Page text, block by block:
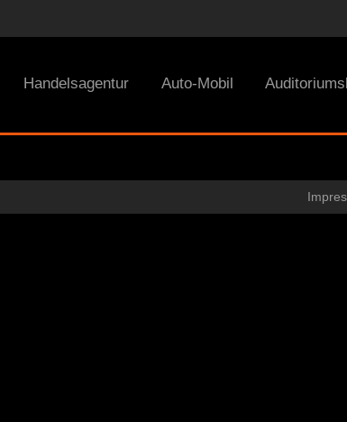
Handelsagentur Auto-Mobil